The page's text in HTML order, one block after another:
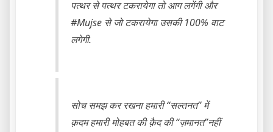
पत्थर से पत्थर टकरायेगा तो आग लगेंगी और
#Mujse से जो टकरायेगा उसकी 100% वाट
लगेगी.
सोच समझ कर रखना हमारी “सल्तनत” में
क़दम हमारी मोहबत की क़ैद की “ज़मानत”नहीं